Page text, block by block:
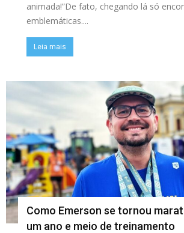
animada!”De fato, chegando lá só
emblemáticas....
Leia mais
Como Emerson se tornou
um ano e meio de treinamento